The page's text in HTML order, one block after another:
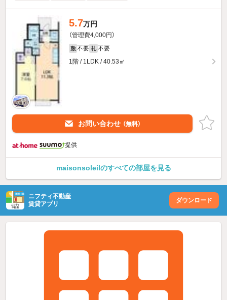
5.7万円
（管理費4,000円）
敷 不要 礼 不要
1階 / 1LDK / 40.53㎡
お問い合わせ （無料）
提供
maisonsoleilのすべての部屋を見る
ニフティ不動産
賃貸アプリ
ダウンロード